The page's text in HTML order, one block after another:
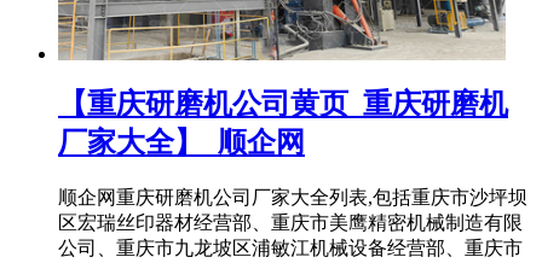
【重庆研磨机公司黄页_重庆研磨机
厂家大全】_顺企网
顺企网重庆研磨机公司厂家大全列表,包括重庆市沙坪坝
区宏瑞丝印器材经营部、重庆市美鹰精密机械制造有限
公司、重庆市九龙坡区浦敏江机械设备经营部、重庆市